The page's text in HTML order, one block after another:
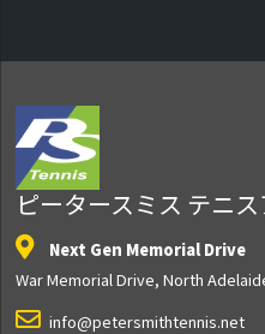
ピータースミス テニ
Next Gen Memorial Drive
War Memorial Drive, North
info@petersmithtennis.net